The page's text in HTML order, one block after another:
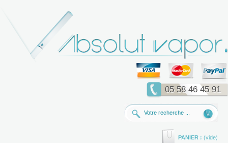
05 58 46 45 91
PANIER : (vide)